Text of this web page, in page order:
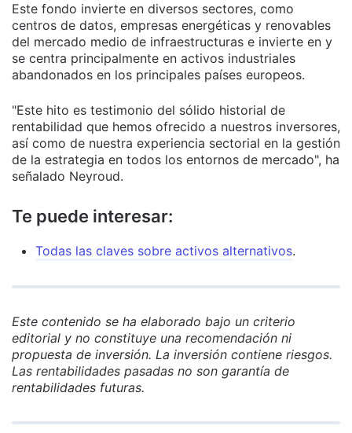
Este fondo invierte en diversos sectores, como
centros de datos, empresas energéticas y renovables
del mercado medio de infraestructuras e invierte en y
se centra principalmente en activos industriales
abandonados en los principales países europeos.
"Este hito es testimonio del sólido historial de
rentabilidad que hemos ofrecido a nuestros inversores,
así como de nuestra experiencia sectorial en la gestión
de la estrategia en todos los entornos de mercado", ha
señalado Neyroud.
Te puede interesar:
Todas las claves sobre activos alternativos.
Este contenido se ha elaborado bajo un criterio
editorial y no constituye una recomendación ni
propuesta de inversión. La inversión contiene riesgos.
Las rentabilidades pasadas no son garantía de
rentabilidades futuras.